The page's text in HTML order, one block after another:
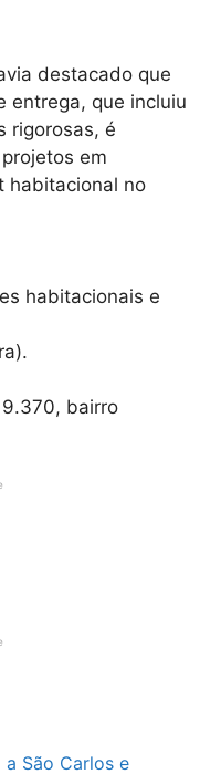
destacado que
entrega, que incluiu
rigorosas, é
em
habitacional no
habitacionais e
bairro
São Carlos e